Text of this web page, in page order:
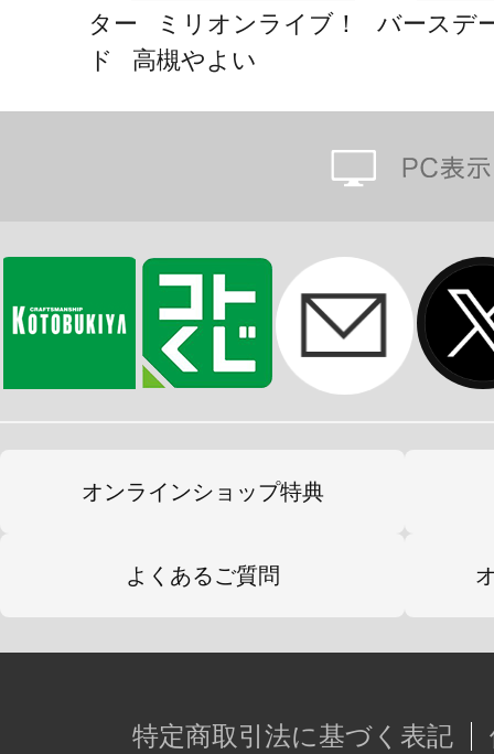
ター ミリオンライブ！ バースデ
ド 高槻やよい
オンラインショップ特典
よくあるご質問
特定商取引法に基づく表記